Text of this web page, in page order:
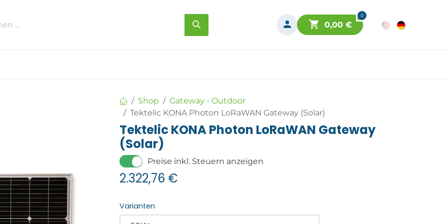
0
0,00€
Shop
Gateway - Outdoor
Tektelic KONA Photon LoRaWAN Gateway (Solar)
Tektelic KONA Photon LoRaWAN Gateway
(Solar)
Preise inkl. Steuern anzeigen
2.322,76 €
Varianten